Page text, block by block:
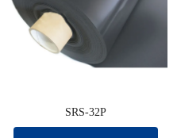
SRS-32P